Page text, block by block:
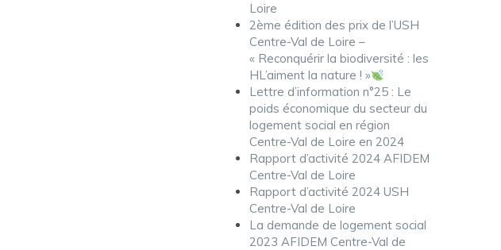
Loire
2ème édition des prix de l’USH
Centre-Val de Loire –
« Reconquérir la biodiversité : les
HL’aiment la nature ! »
Lettre d’information n°25 : Le
poids économique du secteur du
logement social en région
Centre-Val de Loire en 2024
Rapport d’activité 2024 AFIDEM
Centre-Val de Loire
Rapport d’activité 2024 USH
Centre-Val de Loire
La demande de logement social
2023 AFIDEM Centre-Val de